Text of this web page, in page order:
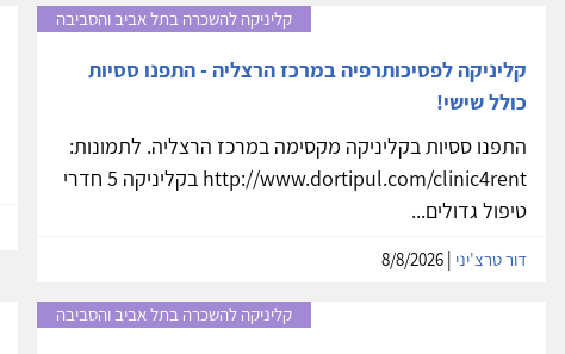
קליניקה להשכרה בתל אביב והסביבה
קליניקה לפסיכותרפיה במרכז הרצליה - התפנו ססיות
כולל שישי!
התפנו ססיות בקליניקה מקסימה במרכז הרצליה. לתמונות:
http://www.dortipul.com/clinic4rent בקליניקה 5 חדרי
טיפול גדולים...
דור טרצ'יני
קליניקה להשכרה בתל אביב והסביבה